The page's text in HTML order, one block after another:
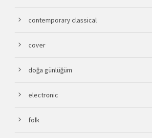
contemporary classical
cover
doğa günlüğüm
electronic
folk